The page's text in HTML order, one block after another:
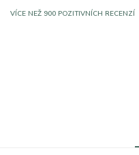
SOLO PRODUKTY OD VYNIKAJÍCÍCH